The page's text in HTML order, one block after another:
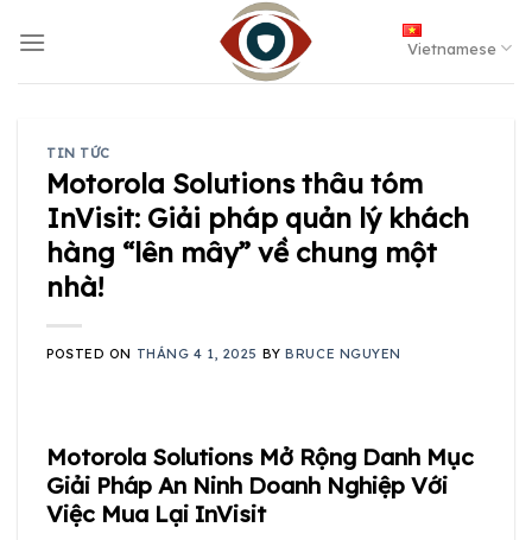
Vietnamese
TIN TỨC
Motorola Solutions thâu tóm
InVisit: Giải pháp quản lý khách
hàng “lên mây” về chung một
nhà!
POSTED ON THÁNG 4 1, 2025 BYBRUCE NGUYEN
Motorola Solutions Mở Rộng Danh Mục
Giải Pháp An Ninh Doanh Nghiệp Với
Việc Mua Lại InVisit